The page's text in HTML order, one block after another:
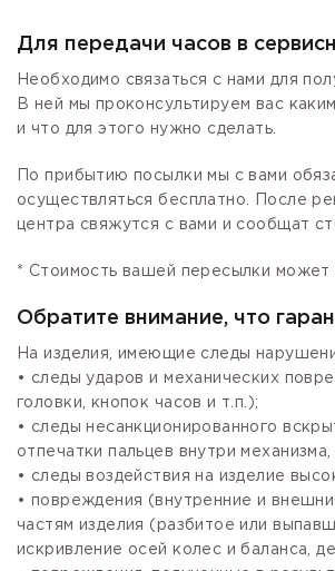
Для передачи часов в
Необходимо связаться с нами для
В ней мы проконсультируем вас
и что для этого нужно сделать.
По прибытию посылки мы с вами
осуществляться бесплатно. После
центра свяжутся с вами и сообщат
* Стоимость вашей пересылки может
Обратите внимание, что
На изделия, имеющие следы
• следы ударов и механических
головки, кнопок часов и т.п.);
• следы несанкционированного
отпечатки пальцев внутри
• следы воздействия на изделие
• повреждения (внутренние и
частям изделия (разбитое или
искривление осей колес и баланса,